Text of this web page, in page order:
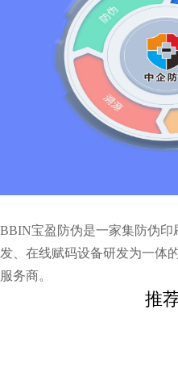
BBIN宝盈防伪是一家集防伪印
发、在线赋码设备研发为一体
服务商。
推